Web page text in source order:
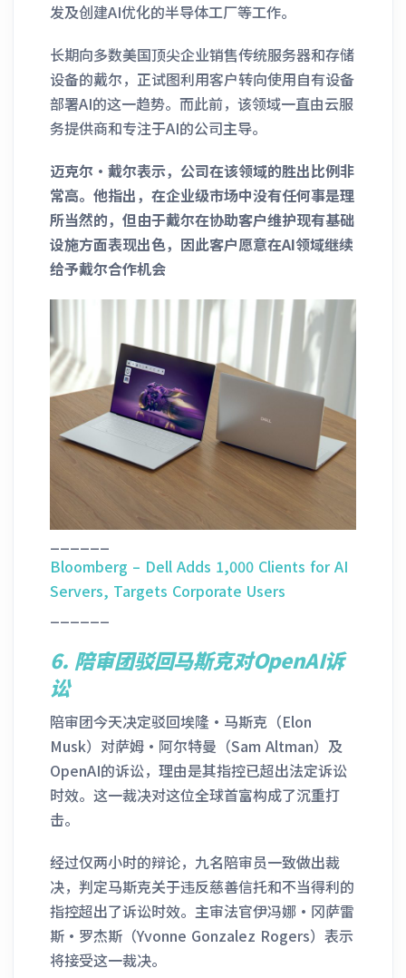
发及创建AI优化的半导体工厂等工作。
长期向多数美国顶尖企业销售传统服务器和存储
设备的戴尔，正试图利用客户转向使用自有设备
部署AI的这一趋势。而此前，该领域一直由云服
务提供商和专注于AI的公司主导。
迈克尔·戴尔表示，公司在该领域的胜出比例非
常高。他指出，在企业级市场中没有任何事是理
所当然的，但由于戴尔在协助客户维护现有基础
设施方面表现出色，因此客户愿意在AI领域继续
给予戴尔合作机会
Bloomberg – Dell Adds 1,000 Clients for AI
Servers, Targets Corporate Users
6. 陪审团驳回马斯克对OpenAI诉
讼
陪审团今天决定驳回埃隆·马斯克（Elon
Musk）对萨姆·阿尔特曼（Sam Altman）及
OpenAI的诉讼，理由是其指控已超出法定诉讼
时效。这一裁决对这位全球首富构成了沉重打
击。
经过仅两小时的辩论，九名陪审员一致做出裁
决，判定马斯克关于违反慈善信托和不当得利的
指控超出了诉讼时效。主审法官伊冯娜·冈萨雷
斯·罗杰斯（Yvonne Gonzalez Rogers）表示
将接受这一裁决。